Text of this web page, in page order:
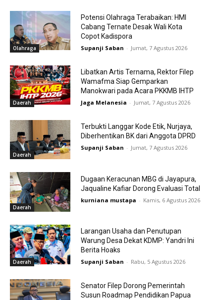
Olahraga
Potensi Olahraga Terabaikan: HMI
Cabang Ternate Desak Wali Kota
Copot Kadispora
Supanji Saban - Jumat, 7 Agustus 2026
Daerah
Libatkan Artis Ternama, Rektor Filep
Wamafma Siap Gemparkan
Manokwari pada Acara PKKMB IHTP
Jaga Melanesia - Jumat, 7 Agustus 2026
Daerah
Terbukti Langgar Kode Etik, Nurjaya,
Diberhentikan BK dari Anggota DPRD
Supanji Saban - Jumat, 7 Agustus 2026
Daerah
Dugaan Keracunan MBG di Jayapura,
Jaqualine Kafiar Dorong Evaluasi Total
kurniana mustapa - Kamis, 6 Agustus 2026
Daerah
Larangan Usaha dan Penutupan
Warung Desa Dekat KDMP: Yandri Ini
Berita Hoaks
Supanji Saban - Rabu, 5 Agustus 2026
Senator Filep Dorong Pemerintah
Susun Roadmap Pendidikan Papua